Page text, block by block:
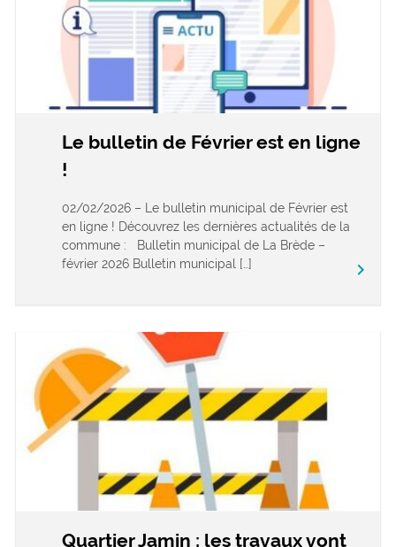
Le bulletin de Février est en ligne
!
02/02/2026 – Le bulletin municipal de Février est
en ligne ! Découvrez les dernières actualités de la
commune : Bulletin municipal de La Brède –
février 2026 Bulletin municipal […]
keyboard_arrow_right
Quartier Jamin : les travaux vont